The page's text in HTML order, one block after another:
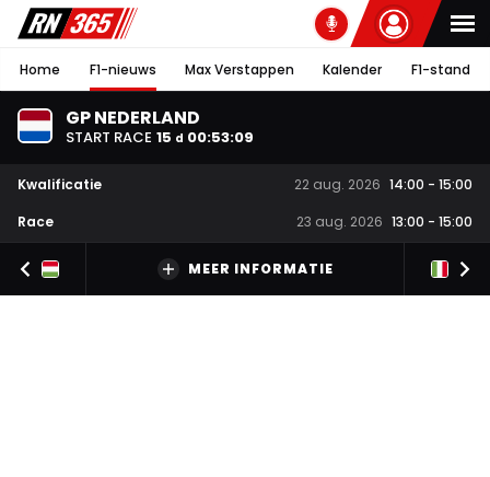
Home F1-nieuws Max Verstappen Kalender F1-stand
GP NEDERLAND
START RACE 15 d 00:53:08
Kwalificatie 22 aug. 2026 14:00 - 15:00
Race
23 aug. 2026 13:00 - 15:00
MEER INFORMATIE